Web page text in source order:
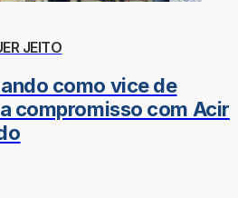
JEITO
como vice de
compromisso com Acir